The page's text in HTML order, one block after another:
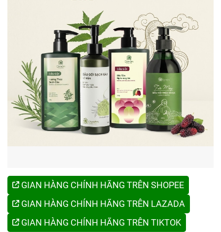
GIAN HÀNG CHÍNH HÃNG TRÊN SHOPEE
GIAN HÀNG CHÍNH HÃNG TRÊN LAZADA
GIAN HÀNG CHÍNH HÃNG TRÊN TIKTOK